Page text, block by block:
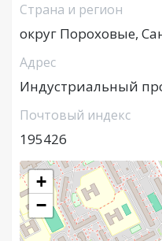
Страна и регион
округ Пороховые,
Адрес
Индустриальный
Почтовый индекс
195426
+
−